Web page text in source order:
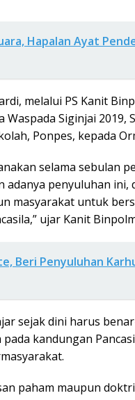
Hapalan Ayat
melalui PS Kanit
Siginjai 2019,
Ponpes, kepada
selama sebulan
adanya penyuluhan
masyarakat untuk
ujar Kanit
Beri Penyuluhan
sejak dini harus
kandungan
paham maupun